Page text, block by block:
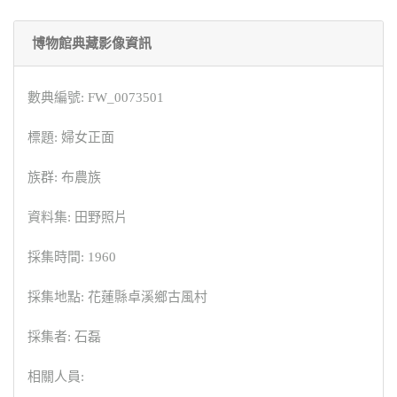
博物館典藏影像資訊
數典編號: FW_0073501
標題: 婦女正面
族群: 布農族
資料集: 田野照片
採集時間: 1960
採集地點: 花蓮縣卓溪鄉古風村
採集者: 石磊
相關人員: